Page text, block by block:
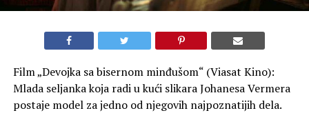
Film „Devojka sa bisernom minđušom“ (Viasat Kino):
Mlada seljanka koja radi u kući slikara Johanesa Vermera
postaje model za jedno od njegovih najpoznatijih dela.